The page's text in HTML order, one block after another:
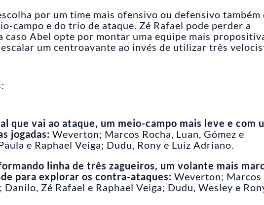
por um time mais ofensivo ou defensivo também
campo e do trio de ataque. Zé Rafael pode perder a
caso Abel opte por montar uma equipe mais
um centroavante ao invés de utilizar três
que vai ao ataque, um meio-campo mais leve e com
jogadas: Weverton; Marcos Rocha, Luan, Gómez e
e Raphael Veiga; Dudu, Rony e Luiz Adriano.
linha de três zagueiros, um volante mais
para explorar os contra-ataques: Weverton; Marcos
Danilo, Zé Rafael e Raphael Veiga; Dudu, Wesley e